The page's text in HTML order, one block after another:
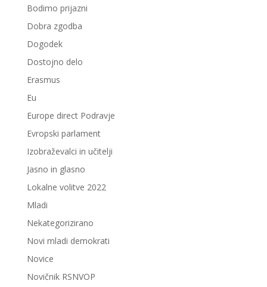
Bodimo prijazni
Dobra zgodba
Dogodek
Dostojno delo
Erasmus
Eu
Europe direct Podravje
Evropski parlament
Izobraževalci in učitelji
Jasno in glasno
Lokalne volitve 2022
Mladi
Nekategorizirano
Novi mladi demokrati
Novice
Novičnik RSNVOP